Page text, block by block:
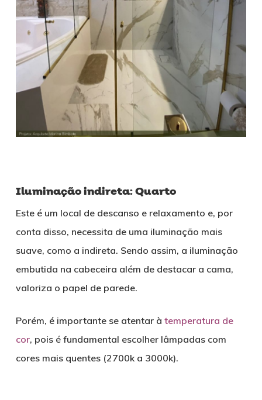
Iluminação indireta: Quarto
Este é um local de descanso e relaxamento e, por
conta disso, necessita de uma iluminação mais
suave, como a indireta. Sendo assim, a iluminação
embutida na cabeceira além de destacar a cama,
valoriza o papel de parede.
Porém, é importante se atentar à temperatura de
cor, pois é fundamental escolher lâmpadas com
cores mais quentes (2700k a 3000k).